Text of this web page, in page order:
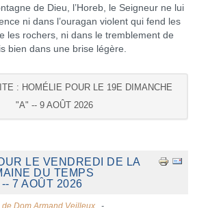
de Dieu, l’Horeb, le Seigneur ne lui
ni dans l’ouragan violent qui fend les
les rochers, ni dans le tremblement de
bien dans une brise légère.
: HOMÉLIE POUR LE 19E DIMANCHE
"A" -- 9 AOÛT 2026
LE VENDREDI DE LA
DU TEMPS
7 AOÛT 2026
Dom Armand Veilleux